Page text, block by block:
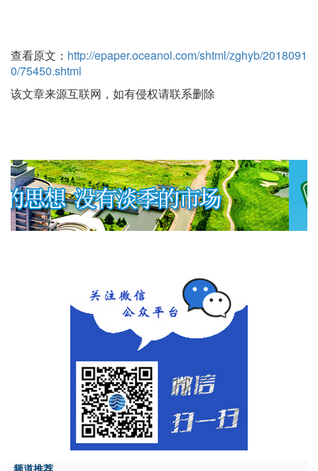
查看原文： http://epaper.oceanol.com/shtml/zghyb/2018091
0/75450.shtml
该文章来源互联网，如有侵权请联系删除